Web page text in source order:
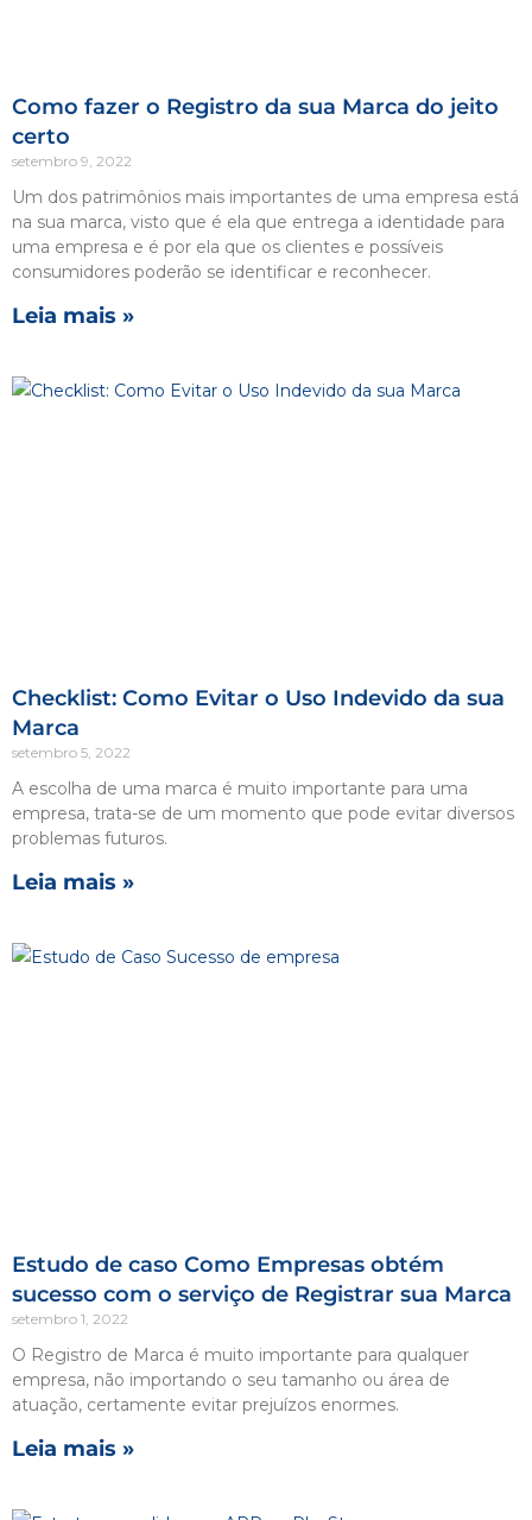
Como fazer o Registro da sua Marca do jeito
certo
setembro 9, 2022
Um dos patrimônios mais importantes de uma empresa está
na sua marca, visto que é ela que entrega a identidade para
uma empresa e é por ela que os clientes e possíveis
consumidores poderão se identificar e reconhecer.
Leia mais »
Checklist: Como Evitar o Uso Indevido da sua
Marca
setembro 5, 2022
A escolha de uma marca é muito importante para uma
empresa, trata-se de um momento que pode evitar diversos
problemas futuros.
Leia mais »
Estudo de caso Como Empresas obtém
sucesso com o serviço de Registrar sua Marca
setembro 1, 2022
O Registro de Marca é muito importante para qualquer
empresa, não importando o seu tamanho ou área de
atuação, certamente evitar prejuízos enormes.
Leia mais »